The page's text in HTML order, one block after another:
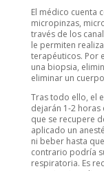
El médico cuenta
micropinzas,
través de los
le permiten
terapéuticos. Por
una biopsia,
eliminar un
Tras todo ello, el
dejarán 1-2 horas
que se recupere
aplicado un
ni beber hasta
contrario podría
respiratoria. Es